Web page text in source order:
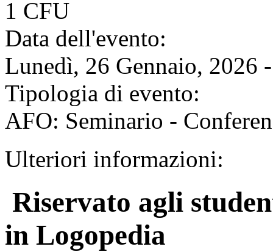
1 CFU
Data dell'evento:
Lunedì, 26 Gennaio, 2026
Tipologia di evento:
AFO: Seminario -
Ulteriori informazioni:
Riservato agli
in Logopedia